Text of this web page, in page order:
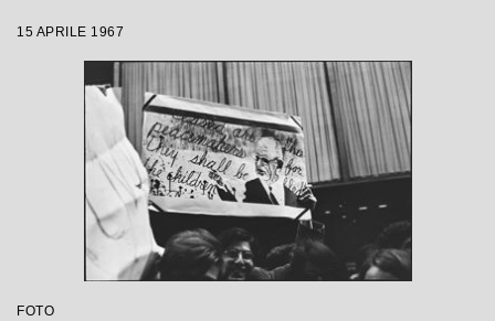
15 APRILE 1967
FOTO